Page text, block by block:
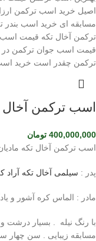
اسب ترکمن آخال
400,000,000 تومان
اسب ترکمن آخال تکه
پدر : سیلمی آخال تکه آراد
مادر : الماس کره آشور و
با رنگ نیله . بسیار
مسابقه زیبایی . سن چهار